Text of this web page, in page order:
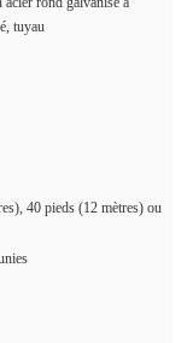
tuyau
40 pieds (12 mètres) ou